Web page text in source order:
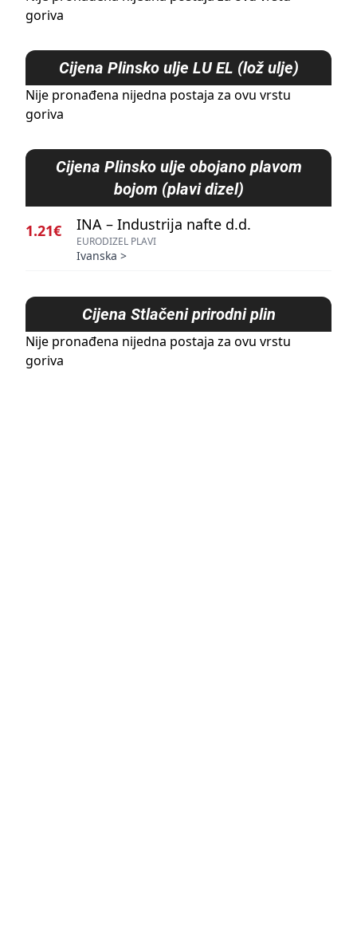
goriva
Cijena Plinsko ulje LU EL (lož ulje)
Nije pronađena nijedna postaja za ovu vrstu
goriva
Cijena Plinsko ulje obojano plavom
bojom (plavi dizel)
1.21€ INA – Industrija nafte d.d.
EURODIZEL PLAVI
Ivanska >
Cijena Stlačeni prirodni plin
Nije pronađena nijedna postaja za ovu vrstu
goriva